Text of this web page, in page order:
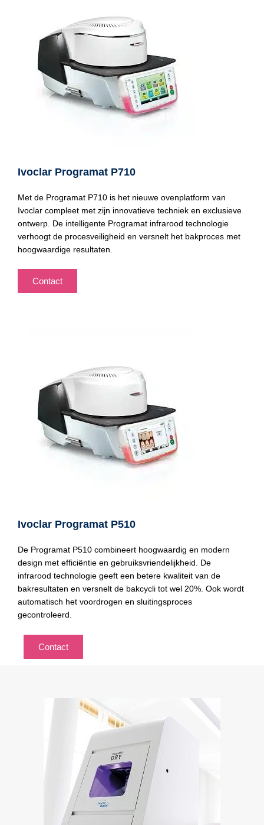
Ivoclar Programat P710
Met de Programat P710 is het nieuwe ovenplatform van
Ivoclar compleet met zijn innovatieve techniek en exclusieve
ontwerp. De intelligente Programat infrarood technologie
verhoogt de procesveiligheid en versnelt het bakproces met
hoogwaardige resultaten.
Contact
Ivoclar Programat P510
De Programat P510 combineert hoogwaardig en modern
design met efficiëntie en gebruiksvriendelijkheid. De
infrarood technologie geeft een betere kwaliteit van de
bakresultaten en versnelt de bakcycli tot wel 20%. Ook wordt
automatisch het voordrogen en sluitingsproces
gecontroleerd.
Contact